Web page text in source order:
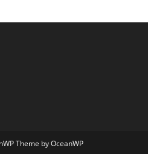
Theme by OceanWP